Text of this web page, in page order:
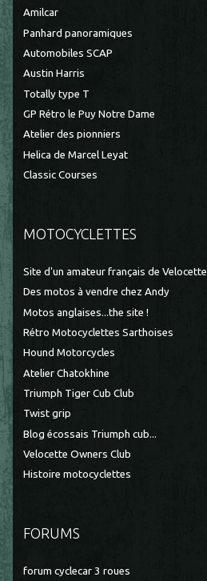
Amilcar
Panhard panoramiques
Automobiles SCAP
Austin Harris
Totally type T
GP Rétro le Puy Notre Dame
Atelier des pionniers
Helica de Marcel Leyat
Classic Courses
MOTOCYCLETTES
Site d'un amateur français de Velocette
Des motos à vendre chez Andy
Motos anglaises...the site !
Rétro Motocyclettes Sarthoises
Hound Motorcycles
Atelier Chatokhine
Triumph Tiger Cub Club
Twist grip
Blog écossais Triumph cub...
Velocette Owners Club
Histoire motocyclettes
FORUMS
forum cyclecar 3 roues